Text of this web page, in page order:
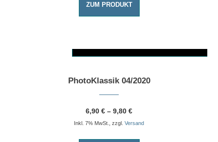
ZUM PRODUKT
Dieses Produkt weist mehrere Varianten auf. Die Optionen können auf der Produktseite gewählt werden
PhotoKlassik 04/2020
6,90 € – 9,80 €
Inkl. 7% MwSt., zzgl. Versand